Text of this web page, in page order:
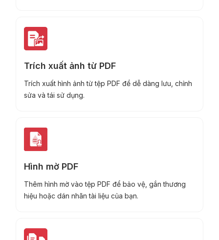
Trích xuất ảnh từ PDF
Trích xuất hình ảnh từ tệp PDF để dễ dàng lưu, chỉnh
sửa và tái sử dụng.
Hình mờ PDF
Thêm hình mờ vào tệp PDF để bảo vệ, gắn thương
hiệu hoặc dán nhãn tài liệu của bạn.